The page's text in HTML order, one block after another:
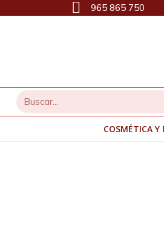
965 865 750
COSMÉTICA Y